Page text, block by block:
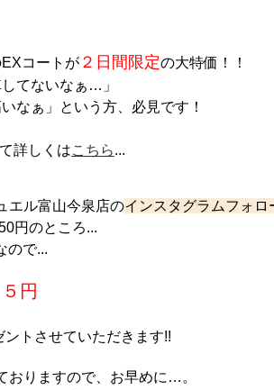
コートが ２日間限定の大特価！！
してないなぁ…」
なぁ」という方、必見です！
詳しくはこちら...
エル富山今泉店のインスタグラムフォロ
円のところ...
ので...
円
トさせていただきます!!
おりますので、お早めに…。